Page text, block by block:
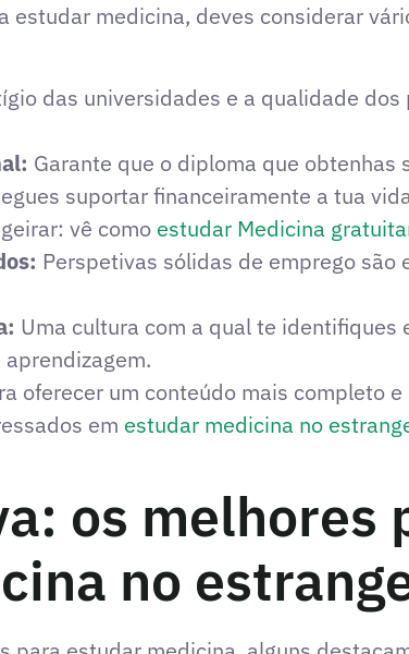
estudar medicina, deves considerar
das universidades e a qualidade
Garante que o diploma que obtenhas
suportar financeiramente a tua
vê como estudar Medicina
Perspetivas sólidas de emprego são
Uma cultura com a qual te identifiques
oferecer um conteúdo mais completo
em estudar medicina no
os melhores
no